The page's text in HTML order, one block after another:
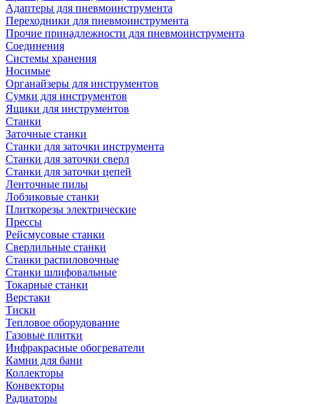
Адаптеры для пневмоинструмента
Переходники для пневмоинструмента
Прочие принадлежности для пневмоинструмента
Соединения
Системы хранения
Носимые
Органайзеры для инструментов
Сумки для инструментов
Ящики для инструментов
Станки
Заточные станки
Станки для заточки инструмента
Станки для заточки сверл
Станки для заточки цепей
Ленточные пилы
Лобзиковые станки
Плиткорезы электрические
Прессы
Рейсмусовые станки
Сверлильные станки
Станки распиловочные
Станки шлифовальные
Токарные станки
Верстаки
Тиски
Тепловое оборудование
Газовые плитки
Инфракрасные обогреватели
Камни для бани
Коллекторы
Конвекторы
Радиаторы